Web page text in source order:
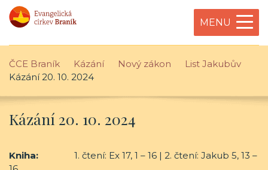
MENU
ČCE Braník Kázání Nový zákon
List Jakubův
Kázání 20. 10. 2024
Kázání 20. 10. 2024
Kniha:
1. čtení: Ex 17, 1 – 16 | 2. čtení: Jakub 5, 13 –